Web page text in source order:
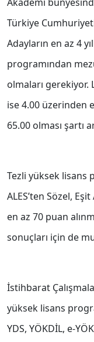
Türkiye
Adayların en az 4
programından
olmaları gerekiyor.
ise 4.00 üzerinden
65.00 olması şartı
Tezli yüksek lisans
ALES’ten Sözel,
en az 70 puan
sonuçları için de
İstihbarat
yüksek lisans
YDS, YÖKDİL, e-